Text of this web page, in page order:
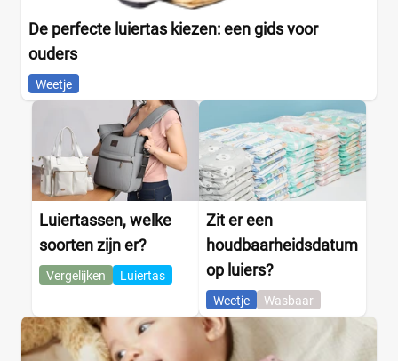
De perfecte luiertas kiezen: een gids voor
ouders
Weetje
Luiertassen, welke
soorten zijn er?
Vergelijken Luiertas
Zit er een
houdbaarheidsdatum
op luiers?
Weetje Wasbaar